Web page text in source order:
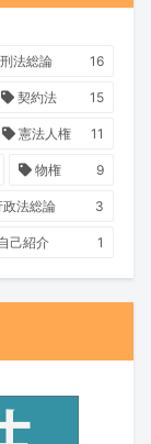
刑法総論 16
契約法 15
憲法人権 11
物権 9
政法総論 3
己紹介 1